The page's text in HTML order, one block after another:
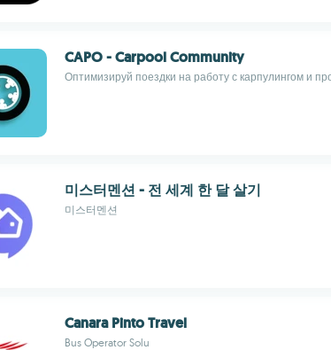
CAPO - Carpool Community
Оптимизируй поездки на работу с карпулингом и
미스터멘션 - 전 세계 한 달 살기
미스터멘션
Canara Pinto Travel
Bus Operator Solu